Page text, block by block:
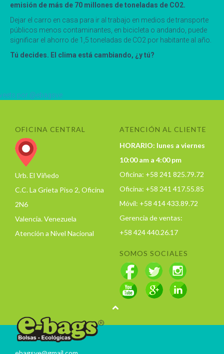
emisión de más de 70 millones de toneladas de CO2.
Dejar el carro en casa para ir al trabajo en medios de transporte
públicos menos contaminantes, en bicicleta o andando, puede
significar el ahorro de 1,5 toneladas de CO2 por habitante al año.
Tú decides. El clima está cambiando, ¿y tú?
por @ebagsve
OFICINA CENTRAL
Urb. El Viñedo
C.C. La Grieta Piso 2, Oficina
2N6
Valencia. Venezuela
Atención a Nivel Nacional
ATENCIÓN AL CLIENTE
HORARIO: lunes a viernes
10:00 am a 4:00 pm
Oficina: +58 241 825.79.72
Oficina: +58 241 417.55.85
Móvil: +58 414 433.89.72
Gerencia de ventas:
+58 424 440.26.17
SOMOS SOCIALES